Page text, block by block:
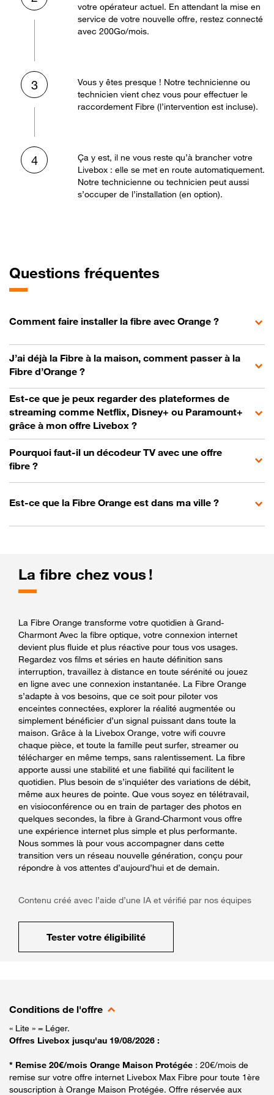
votre opérateur actuel. En attendant la mise en
service de votre nouvelle offre, restez connecté
avec 200Go/mois.
3
Vous y êtes presque ! Notre technicienne ou
technicien vient chez vous pour effectuer le
raccordement Fibre (l’intervention est incluse).
4
Ça y est, il ne vous reste qu’à brancher votre
Livebox : elle se met en route automatiquement.
Notre technicienne ou technicien peut aussi
s’occuper de l’installation (en option).
Questions fréquentes
Comment faire installer la fibre avec Orange ?
J’ai déjà la Fibre à la maison, comment passer à la
Fibre d’Orange ?
Est-ce que je peux regarder des plateformes de
streaming comme Netflix, Disney+ ou Paramount+
grâce à mon offre Livebox ?
Pourquoi faut-il un décodeur TV avec une offre
fibre ?
Est-ce que la Fibre Orange est dans ma ville ?
La fibre chez vous !
La Fibre Orange transforme votre quotidien à Grand-
Charmont Avec la fibre optique, votre connexion internet
devient plus fluide et plus réactive pour tous vos usages.
Regardez vos films et séries en haute définition sans
interruption, travaillez à distance en toute sérénité ou jouez
en ligne avec une connexion instantanée. La Fibre Orange
s’adapte à vos besoins, que ce soit pour piloter vos
enceintes connectées, explorer la réalité augmentée ou
simplement bénéficier d’un signal puissant dans toute la
maison. Grâce à la Livebox Orange, votre wifi couvre
chaque pièce, et toute la famille peut surfer, streamer ou
télécharger en même temps, sans ralentissement. La fibre
apporte aussi une stabilité et une fiabilité qui facilitent le
quotidien. Plus besoin de s’inquiéter des variations de débit,
même aux heures de pointe. Que vous soyez en télétravail,
en visioconférence ou en train de partager des photos en
quelques secondes, la fibre à Grand-Charmont vous offre
une expérience internet plus simple et plus performante.
Nous sommes là pour vous accompagner dans cette
transition vers un réseau nouvelle génération, conçu pour
répondre à vos attentes d’aujourd’hui et de demain.
Contenu créé avec l’aide d’une IA et vérifié par nos équipes
Tester votre éligibilité
Conditions de l'offre
« Lite » = Léger.
Offres Livebox jusqu'au 19/08/2026 :
* Remise 20€/mois Orange Maison Protégée : 20€/mois de
remise sur votre offre internet Livebox Max Fibre pour toute 1ère
souscription à Orange Maison Protégée. Offre réservée aux